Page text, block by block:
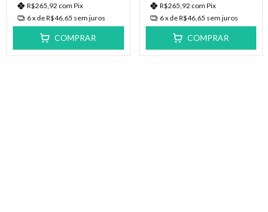
R$265,92 com Pix
6x deR$46,65 sem juros
COMPRAR
R$265,92 com Pix
6x deR$46,65 sem juros
COMPRAR